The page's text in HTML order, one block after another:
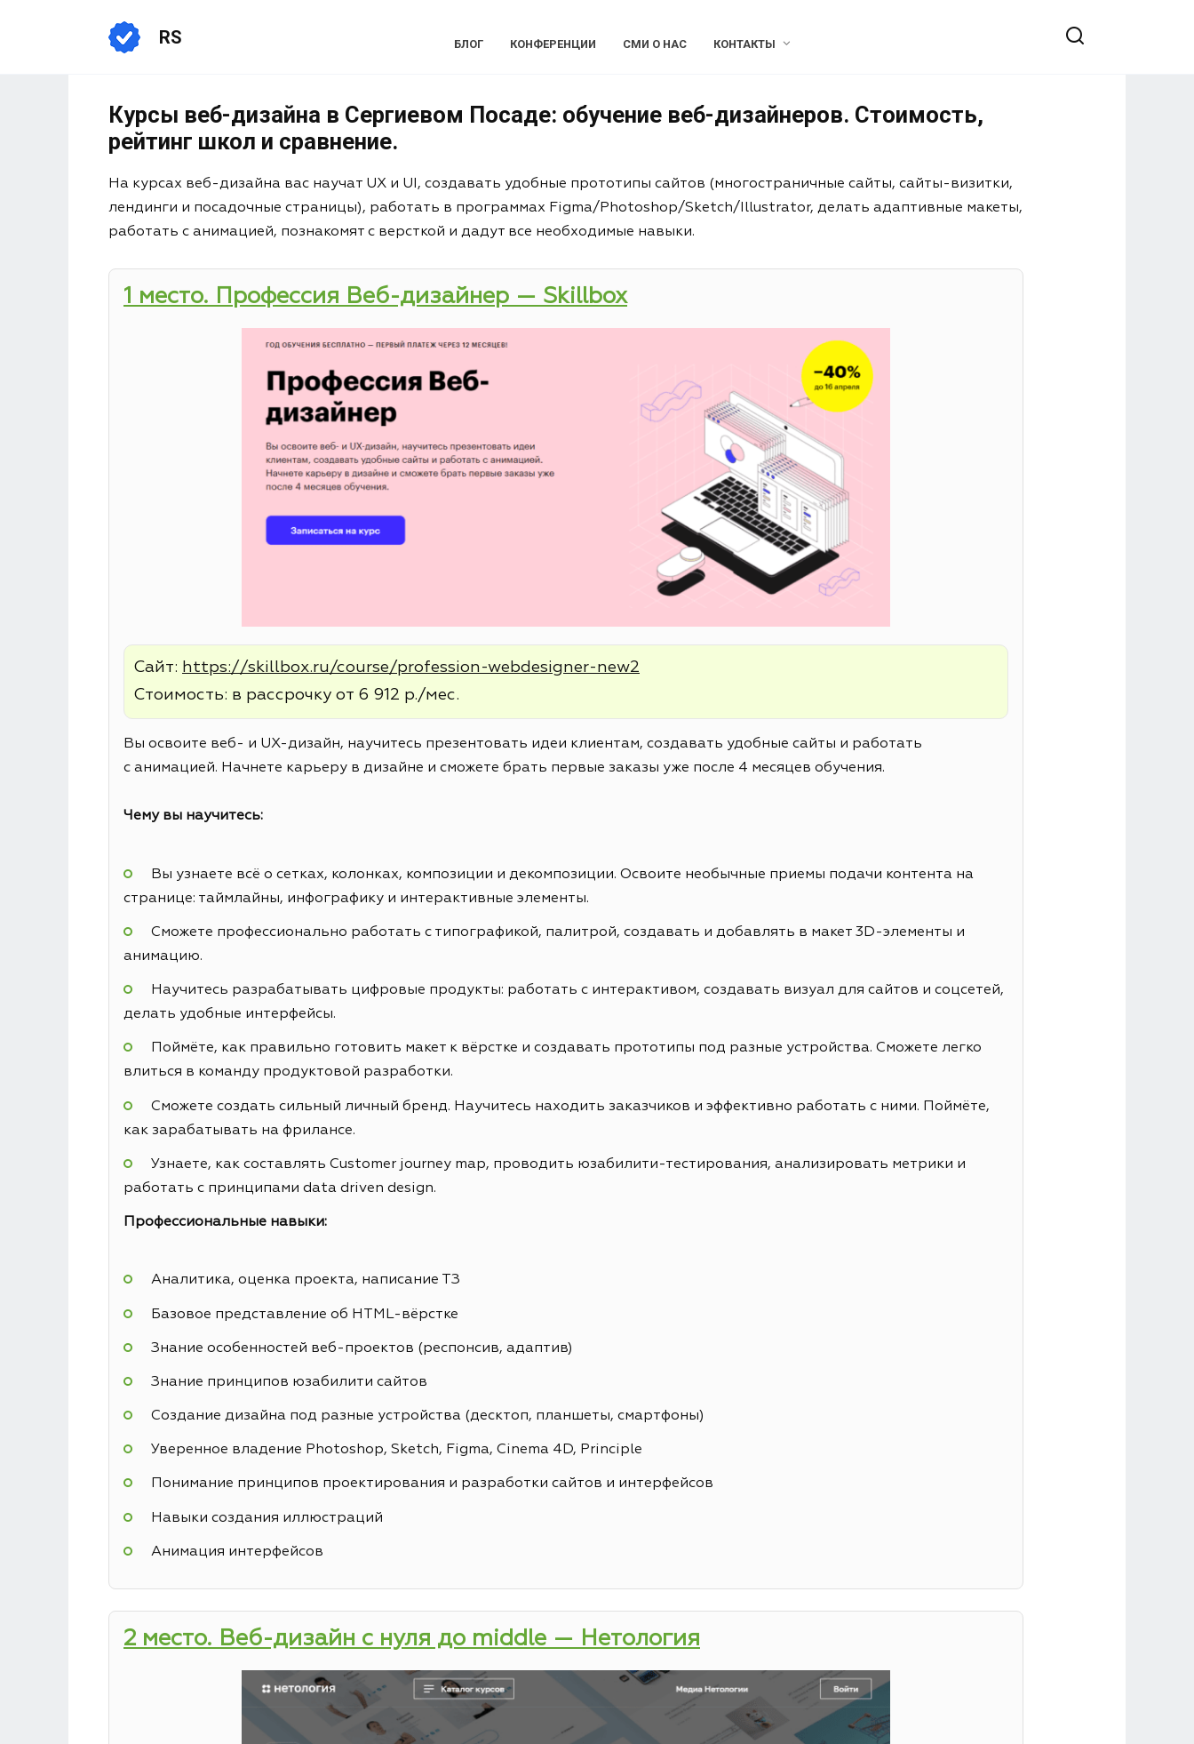
RS БЛОГ КОНФЕРЕНЦИИ СМИ О НАС КОНТАКТЫ
Курсы веб-дизайна в Сергиевом Посаде: обучение веб-дизайнеров. Стоимость,
рейтинг школ и сравнение.
На курсах веб-дизайна вас научат UX и UI, создавать удобные прототипы сайтов (многостраничные сайты, сайты-визитки,
лендинги и посадочные страницы), работать в программах Figma/Photoshop/Sketch/Illustrator, делать адаптивные макеты,
работать с анимацией, познакомят с версткой и дадут все необходимые навыки.
1 место. Профессия Веб-дизайнер — Skillbox
Сайт: https://skillbox.ru/course/profession-webdesigner-new2
Стоимость: в рассрочку от 6 912 р./мес.
Вы освоите веб- и UX-дизайн, научитесь презентовать идеи клиентам, создавать удобные сайты и работать
с анимацией. Начнете карьеру в дизайне и сможете брать первые заказы уже после 4 месяцев обучения.
Чему вы научитесь:
Вы узнаете всё о сетках, колонках, композиции и декомпозиции. Освоите необычные приемы подачи контента на
странице: таймлайны, инфографику и интерактивные элементы.
Сможете профессионально работать с типографикой, палитрой, создавать и добавлять в макет 3D-элементы и
анимацию.
Научитесь разрабатывать цифровые продукты: работать с интерактивом, создавать визуал для сайтов и соцсетей,
делать удобные интерфейсы.
Поймёте, как правильно готовить макет к вёрстке и создавать прототипы под разные устройства. Сможете легко
влиться в команду продуктовой разработки.
Сможете создать сильный личный бренд. Научитесь находить заказчиков и эффективно работать с ними. Поймёте,
как зарабатывать на фрилансе.
Узнаете, как составлять Customer journey map, проводить юзабилити-тестирования, анализировать метрики и
работать с принципами data driven design.
Профессиональные навыки:
Аналитика, оценка проекта, написание ТЗ
Базовое представление об HTML-вёрстке
Знание особенностей веб-проектов (респонсив, адаптив)
Знание принципов юзабилити сайтов
Создание дизайна под разные устройства (десктоп, планшеты, смартфоны)
Уверенное владение Photoshop, Sketch, Figma, Cinema 4D, Principle
Понимание принципов проектирования и разработки сайтов и интерфейсов
Навыки создания иллюстраций
Анимация интерфейсов
2 место. Веб-дизайн с нуля до middle — Нетология